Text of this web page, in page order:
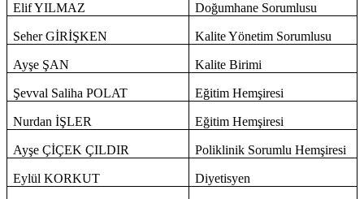
Elif YILMAZ Doğumhane Sorumlusu
Seher GİRİŞKEN Kalite Yönetim Sorumlusu
Ayşe ŞAN Kalite Birimi
Şevval Saliha POLAT Eğitim Hemşiresi
Nurdan İŞLER Eğitim Hemşiresi
Ayşe ÇİÇEK ÇILDIR Poliklinik Sorumlu Hemşiresi
Eylül KORKUT Diyetisyen